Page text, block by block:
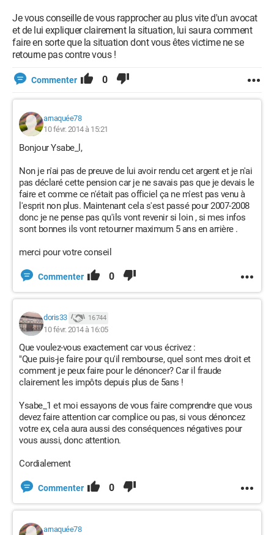
Je vous conseille de vous rapprocher au plus vite d'un avocat
et de lui expliquer clairement la situation, lui saura comment
faire en sorte que la situation dont vous êtes victime ne se
retourne pas contre vous !
Commenter 0
arnaquée78
10 févr. 2014 à 15:21
Bonjour Ysabe_l,
Non je n'ai pas de preuve de lui avoir rendu cet argent et je n'ai
pas déclaré cette pension car je ne savais pas que je devais le
faire et comme ce n'était pas officiel ça ne m'est pas venu à
l'esprit non plus. Maintenant cela s'est passé pour 2007-2008
donc je ne pense pas qu'ils vont revenir si loin , si mes infos
sont bonnes ils vont retourner maximum 5 ans en arrière .
merci pour votre conseil
Commenter 0
doris33 16 744
10 févr. 2014 à 16:05
Que voulez-vous exactement car vous écrivez :
"Que puis-je faire pour qu'il rembourse, quel sont mes droit et
comment je peux faire pour le dénoncer? Car il fraude
clairement les impôts depuis plus de 5ans !
Ysabe_1 et moi essayons de vous faire comprendre que vous
devez faire attention car complice ou pas, si vous dénoncez
votre ex, cela aura aussi des conséquences négatives pour
vous aussi, donc attention.
Cordialement
Commenter 0
arnaquée78